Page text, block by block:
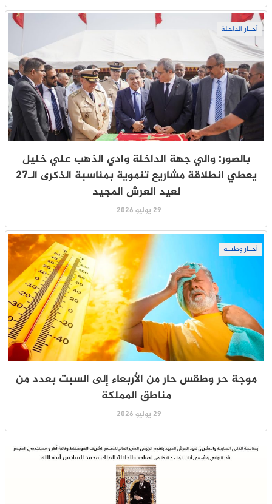
أخبار الداخلة
بالصور: والي جهة الداخلة وادي الذهب علي خليل
يعطي انطلاقة مشاريع تنموية بمناسبة الذكرى الـ27
لعيد العرش المجيد
29 يوليو 2026
أخبار وطنية
موجة حر وطقس حار من الأربعاء إلى السبت بعدد من
مناطق المملكة
29 يوليو 2026